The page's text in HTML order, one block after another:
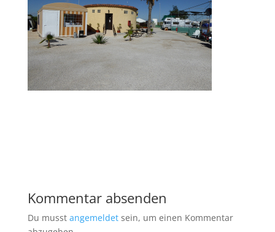
Kommentar absenden
Du musst angemeldetsein, um einen Kommentar